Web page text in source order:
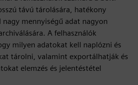
távú tárolására, hatékony
mennyiségű adat nagyon
A felhasználók
milyen adatokat kell naplózni és
tárolni, valamint exportálhatják és
elemzés és jelentéstétel